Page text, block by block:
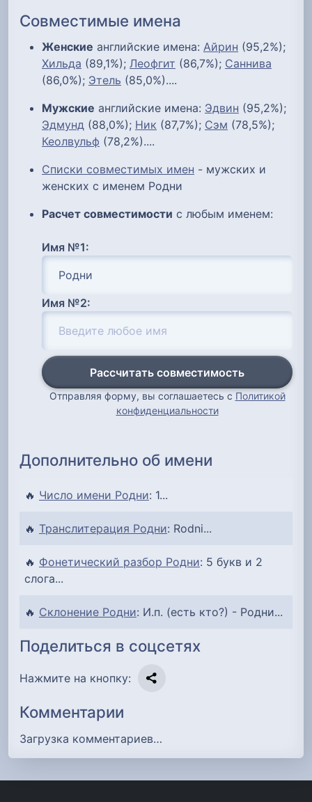
Совместимые имена
Женские английские имена: Айрин (95,2%);
Хильда (89,1%); Леофгит (86,7%); Саннива
(86,0%); Этель (85,0%)....
Мужские английские имена: Эдвин (95,2%);
Эдмунд (88,0%); Ник (87,7%); Сэм (78,5%);
Кеолвульф (78,2%)....
Списки совместимых имен - мужских и
женских с именем Родни
Расчет совместимости с любым именем:
Имя №1:
Имя №2:
Рассчитать совместимость
Отправляя форму, вы соглашаетесь с Политикой
конфиденциальности
Дополнительно об имени
🔥 Число имени Родни: 1...
🔥 Транслитерация Родни: Rodni...
🔥 Фонетический разбор Родни: 5 букв и 2
слога...
🔥 Склонение Родни: И.п. (есть кто?) - Родни...
Поделиться в соцсетях
Нажмите на кнопку:
Комментарии
Загрузка комментариев…